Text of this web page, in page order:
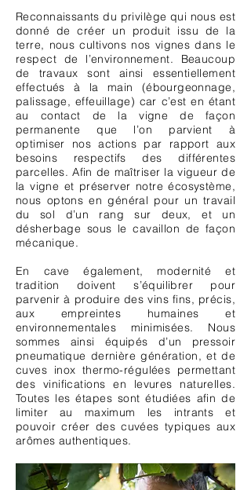
Reconnaissants du privilège qui nous est
donné de créer un produit issu de la
terre, nous cultivons nos vignes dans le
respect de l’environnement. Beaucoup
de travaux sont ainsi essentiellement
effectués à la main (ébourgeonnage,
palissage, effeuillage) car c’est en étant
au contact de la vigne de façon
permanente que l’on parvient à
optimiser nos actions par rapport aux
besoins respectifs des différentes
parcelles. Afin de maîtriser la vigueur de
la vigne et préserver notre écosystème,
nous optons en général pour un travail
du sol d’un rang sur deux, et un
désherbage sous le cavaillon de façon
mécanique.
En cave également, modernité et
tradition doivent s’équilibrer pour
parvenir à produire des vins fins, précis,
aux empreintes humaines et
environnementales minimisées. Nous
sommes ainsi équipés d’un pressoir
pneumatique dernière génération, et de
cuves inox thermo-régulées permettant
des vinifications en levures naturelles.
Toutes les étapes sont étudiées afin de
limiter au maximum les intrants et
pouvoir créer des cuvées typiques aux
arômes authentiques.